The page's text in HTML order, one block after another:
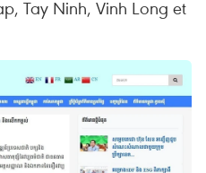
Tay Ninh, Vinh Long et